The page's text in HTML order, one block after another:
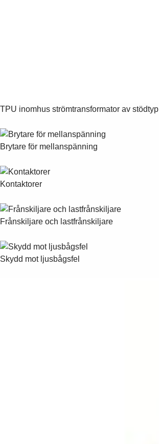
TPU inomhus strömtransformator av stödtyp
Brytare för mellanspänning
Kontaktorer
Frånskiljare och lastfrånskiljare
Skydd mot ljusbågsfel